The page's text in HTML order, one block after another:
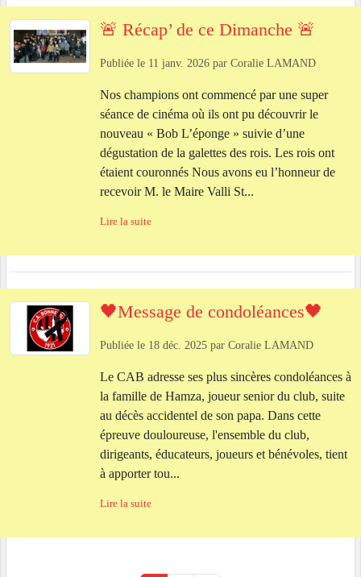
🚨 Récap’ de ce Dimanche 🚨
Publiée le 11 janv. 2026 par Coralie LAMAND
Nos champions ont commencé par une super
séance de cinéma où ils ont pu découvrir le
nouveau « Bob L’éponge » suivie d’une
dégustation de la galettes des rois. Les rois ont
étaient couronnés Nous avons eu l’honneur de
recevoir M. le Maire Valli St...
Lire la suite
🖤Message de condoléances🖤
Publiée le 18 déc. 2025 par Coralie LAMAND
Le CAB adresse ses plus sincères condoléances à
la famille de Hamza, joueur senior du club, suite
au décès accidentel de son papa. Dans cette
épreuve douloureuse, l'ensemble du club,
dirigeants, éducateurs, joueurs et bénévoles, tient
à apporter tou...
Lire la suite